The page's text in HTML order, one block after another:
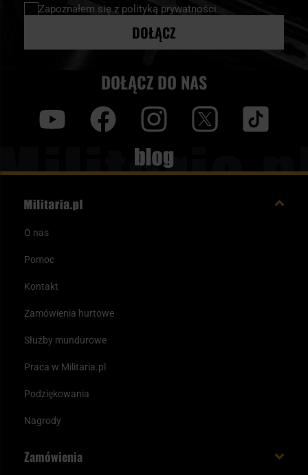
Zapoznałem się z polityką prywatności
DOŁĄCZ
DOŁĄCZ DO NAS
Blog
O nas
Pomoc
Kontakt
Zamówienia hurtowe
Służby mundurowe
Praca w Militaria.pl
Podziękowania
Nagrody
Zamówienia